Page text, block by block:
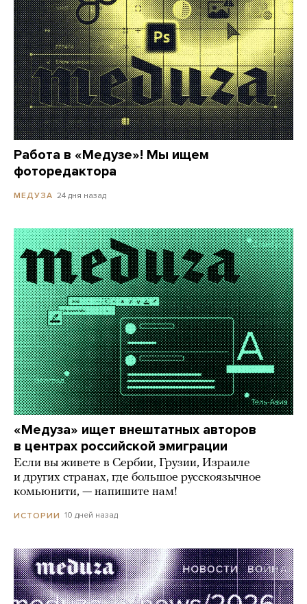
Работа в «Медузе»! Мы ищем
фоторедактора
МЕДУЗА 24 дня назад
«Медуза» ищет внештатных авторов
в центрах российской эмиграции
Если вы живете в Сербии, Грузии, Израиле
и других странах, где большое русскоязычное
комьюнити, — напишите нам!
ИСТОРИИ 10 дней назад